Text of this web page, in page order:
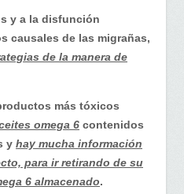
y a la disfunción
causales de las migrañas,
de la manera de
más tóxicos
omega 6 contenidos
y hay mucha información
para ir retirando de su
6 almacenado.